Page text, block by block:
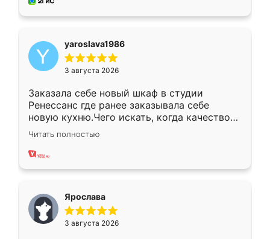
yaroslava1986
3 августа 2026
Заказала себе новый шкаф в студии
Ренессанс где ранее заказывала себе
новую кухню.Чего искать, когда качеством
вполне довольна. Служит кухня уже почти
два года, нареканий нет.
Читать полностью
Ярослава
3 августа 2026